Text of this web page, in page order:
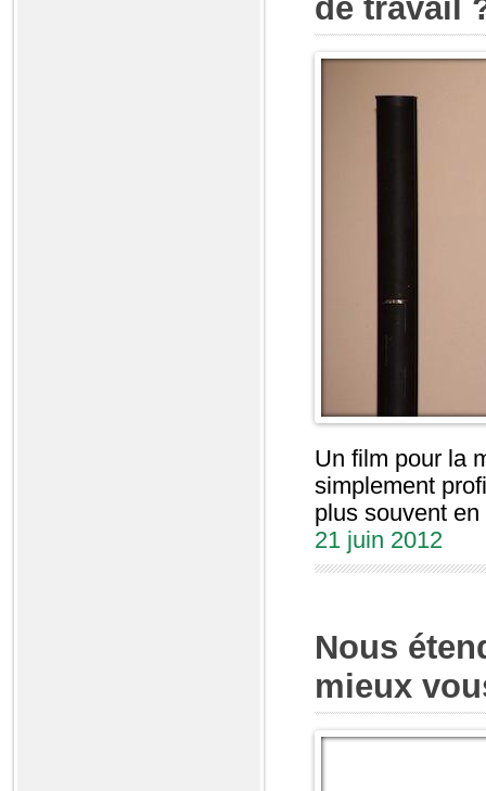
de travail
Un film pour la
simplement
plus souvent en
21 juin 2012
Nous
mieux